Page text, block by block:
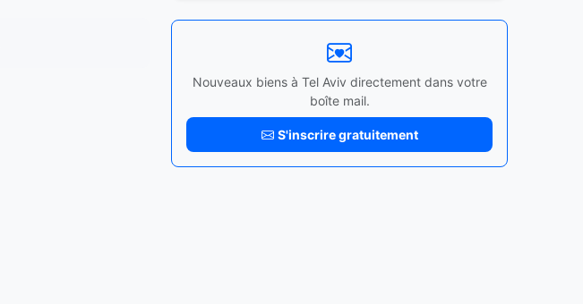
Nouveaux biens à Tel Aviv directement dans votre
boîte mail.
S'inscrire gratuitement